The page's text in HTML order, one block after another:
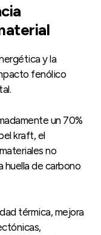
y la
fenólico
un 70%
kraft, el
no
huella de carbono
térmica, mejora